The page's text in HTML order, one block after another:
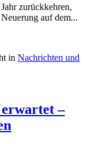
zurückkehren,
auf dem...
in Nachrichten und
–